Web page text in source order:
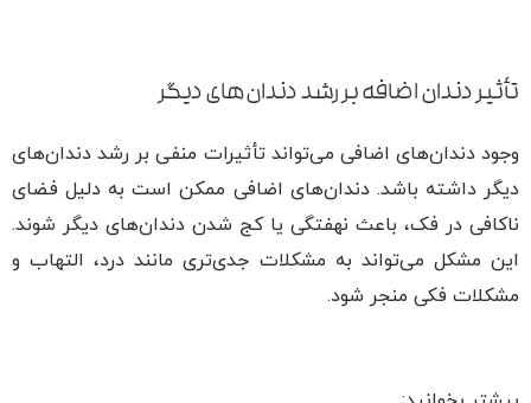
تأثیر دندان اضافه بر رشد دندان‌های دیگر
وجود دندان‌های اضافی می‌تواند تأثیرات منفی بر رشد دندان‌های
دیگر داشته باشد. دندان‌های اضافی ممکن است به دلیل فضای
ناکافی در فک، باعث نهفتگی یا کج شدن دندان‌های دیگر شوند.
این مشکل می‌تواند به مشکلات جدی‌تری مانند درد، التهاب و
مشکلات فکی منجر شود.